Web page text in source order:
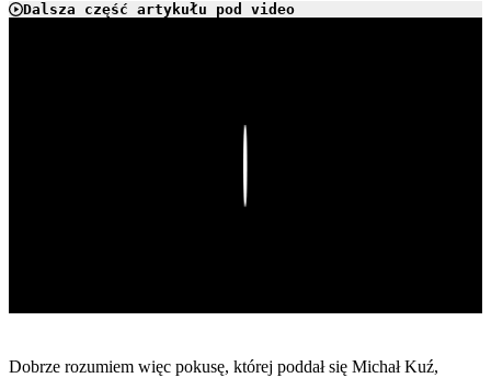
Dalsza część artykułu pod video
Dobrze rozumiem więc pokusę, której poddał się Michał Kuź,